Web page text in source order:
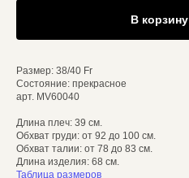
В корзину
Размер: 38/40 Fr
Состояние: прекрасное
арт. MV60040
Длина плеч: 39 см.
Обхват груди: от 92 до 100 см.
Обхват талии: от 78 до 83 см.
Длина изделия: 68 см.
Таблица размеров